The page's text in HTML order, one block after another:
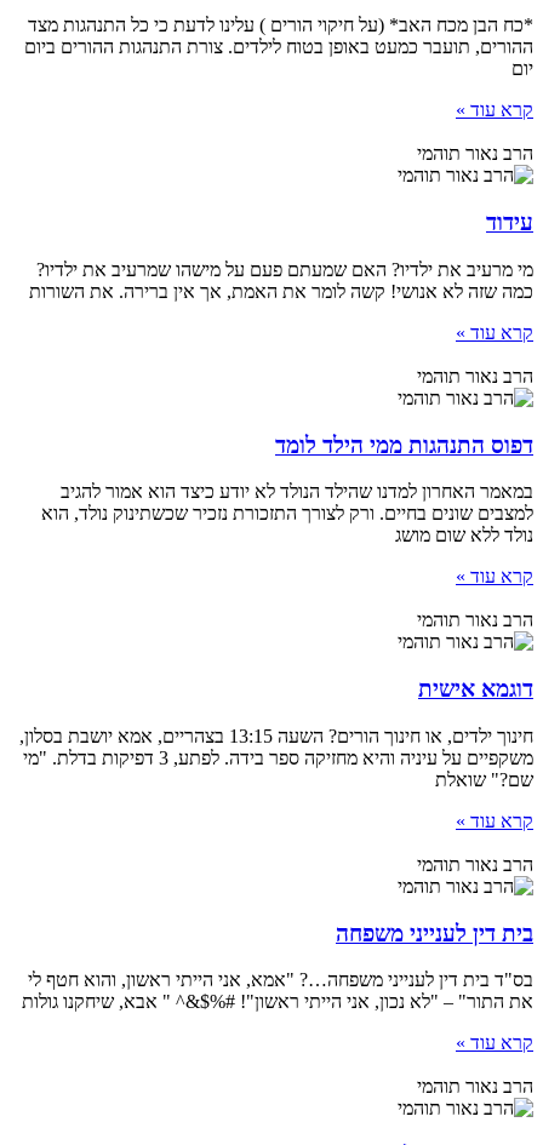
*כח הבן מכח האב* (על חיקוי הורים ) עלינו לדעת כי כל התנהגות מצד
ההורים, תועבר כמעט באופן בטוח לילדים. צורת התנהגות ההורים ביום
יום
קרא עוד »
הרב נאור תוהמי
עידוד
מי מרעיב את ילדיו? האם שמעתם פעם על מישהו שמרעיב את ילדיו?
כמה שזה לא אנושי! קשה לומר את האמת, אך אין ברירה. את השורות
קרא עוד »
הרב נאור תוהמי
דפוס התנהגות ממי הילד לומד
במאמר האחרון למדנו שהילד הנולד לא יודע כיצד הוא אמור להגיב
למצבים שונים בחיים. ורק לצורך התזכורת נזכיר שכשתינוק נולד, הוא
נולד ללא שום מושג
קרא עוד »
הרב נאור תוהמי
דוגמא אישית
חינוך ילדים, או חינוך הורים? השעה 13:15 בצהריים, אמא יושבת בסלון,
משקפיים על עיניה והיא מחזיקה ספר בידה. לפתע, 3 דפיקות בדלת. "מי
שם?" שואלת
קרא עוד »
הרב נאור תוהמי
בית דין לענייני משפחה
בס"ד בית דין לענייני משפחה…? "אמא, אני הייתי ראשון, והוא חטף לי
את התור" – "לא נכון, אני הייתי ראשון"! #%$&^ " אבא, שיחקנו גולות
קרא עוד »
הרב נאור תוהמי